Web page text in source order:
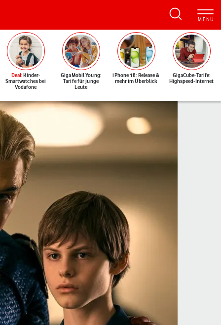
Deal: Kinder-
Smartwatches bei
Vodafone
GigaMobil Young:
Tarife für junge
Leute
iPhone 18: Release &
mehr im Überblick
GigaCube-Tarife:
Highspeed-Internet